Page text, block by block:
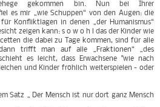
gekommen bin. Nun bei Ihrer
es mir „wie Schuppen“ von den Augen: die
Konfliktlagen in denen „der Humanismus“
zeigen kann: s o w o h l das der Kinder wie
die dabei zu Tage kommen, sind für alle
trifft man auf alle „Fraktionen“ „des
es leicht, dass Erwachsene "wie nach
und Kinder fröhlich weiterspielen - oder
Satz „ Der Mensch ist nur dort ganz Mensch